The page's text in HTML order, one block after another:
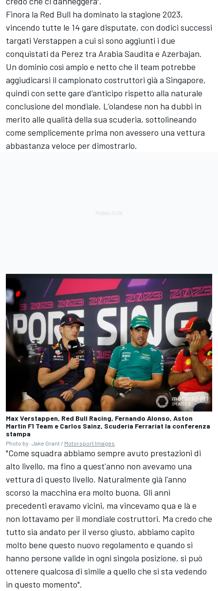
Finora la Red Bull ha dominato la stagione 2023,
vincendo tutte le 14 gare disputate, con dodici successi
targati Verstappen a cui si sono aggiunti i due
conquistati da Perez tra Arabia Saudita e Azerbajan.
Un dominio così ampio e netto che il team potrebbe
aggiudicarsi il campionato costruttori già a Singapore,
quindi con sette gare d’anticipo rispetto alla naturale
conclusione del mondiale. L’olandese non ha dubbi in
merito alle qualità della sua scuderia, sottolineando
come semplicemente prima non avessero una vettura
abbastanza veloce per dimostrarlo.
Max Verstappen, Red Bull Racing, Fernando Alonso, Aston
Martin F1 Team e Carlos Sainz, Scuderia Ferrariat la conferenza
stampa
Photo by: Jake Grant / Motorsport Images
"Come squadra abbiamo sempre avuto prestazioni di
alto livello, ma fino a quest'anno non avevamo una
vettura di questo livello. Naturalmente già l'anno
scorso la macchina era molto buona. Gli anni
precedenti eravamo vicini, ma vincevamo qua e là e
non lottavamo per il mondiale costruttori. Ma credo che
tutto sia andato per il verso giusto, abbiamo capito
molto bene questo nuovo regolamento e quando si
hanno persone valide in ogni singola posizione, si può
ottenere qualcosa di simile a quello che si sta vedendo
in questo momento".